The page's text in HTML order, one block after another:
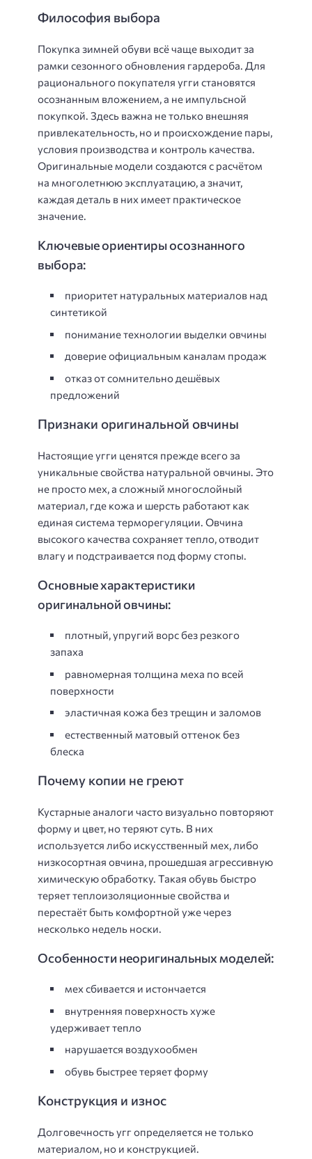
Философия выбора
Покупка зимней обуви всё чаще выходит за
рамки сезонного обновления гардероба. Для
рационального покупателя угги становятся
осознанным вложением, а не импульсной
покупкой. Здесь важна не только внешняя
привлекательность, но и происхождение пары,
условия производства и контроль качества.
Оригинальные модели создаются с расчётом
на многолетнюю эксплуатацию, а значит,
каждая деталь в них имеет практическое
значение.
Ключевые ориентиры осознанного
выбора:
приоритет натуральных материалов над
синтетикой
понимание технологии выделки овчины
доверие официальным каналам продаж
отказ от сомнительно дешёвых
предложений
Признаки оригинальной овчины
Настоящие угги ценятся прежде всего за
уникальные свойства натуральной овчины. Это
не просто мех, а сложный многослойный
материал, где кожа и шерсть работают как
единая система терморегуляции. Овчина
высокого качества сохраняет тепло, отводит
влагу и подстраивается под форму стопы.
Основные характеристики
оригинальной овчины:
плотный, упругий ворс без резкого
запаха
равномерная толщина меха по всей
поверхности
эластичная кожа без трещин и заломов
естественный матовый оттенок без
блеска
Почему копии не греют
Кустарные аналоги часто визуально повторяют
форму и цвет, но теряют суть. В них
используется либо искусственный мех, либо
низкосортная овчина, прошедшая агрессивную
химическую обработку. Такая обувь быстро
теряет теплоизоляционные свойства и
перестаёт быть комфортной уже через
несколько недель носки.
Особенности неоригинальных моделей:
мех сбивается и истончается
внутренняя поверхность хуже
удерживает тепло
нарушается воздухообмен
обувь быстрее теряет форму
Конструкция и износ
Долговечность угг определяется не только
материалом, но и конструкцией.